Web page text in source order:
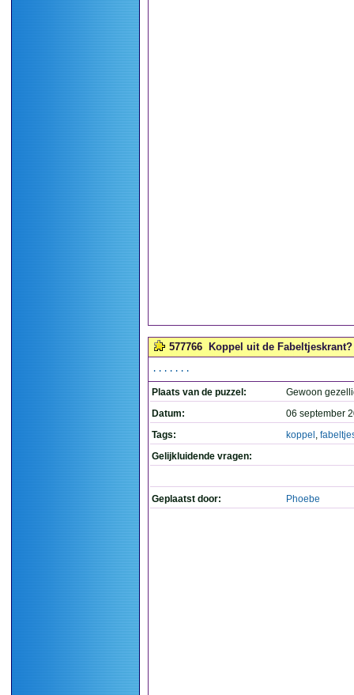
577766 Koppel uit de Fabeltjeskrant?
.......
Plaats van de puzzel:
Gewoon
Datum:
06 september
Tags:
koppel ,
Gelijkluidende vragen:
Geplaatst door: Phoebe